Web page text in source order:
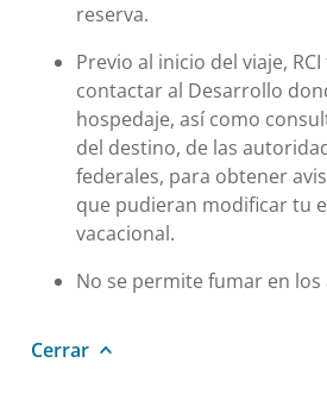
reserva.
Previo al inicio del viaje,
contactar al Desarrollo
hospedaje, así como
del destino, de las
federales, para obtener
que pudieran modificar tu
vacacional.
No se permite fumar en
Cerrar